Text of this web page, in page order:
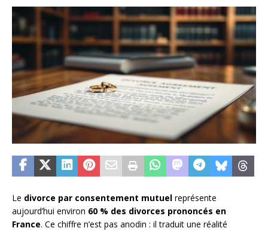
Le divorce par consentement mutuel représente
aujourd’hui environ 60 % des divorces prononcés en
France. Ce chiffre n’est pas anodin : il traduit une réalité